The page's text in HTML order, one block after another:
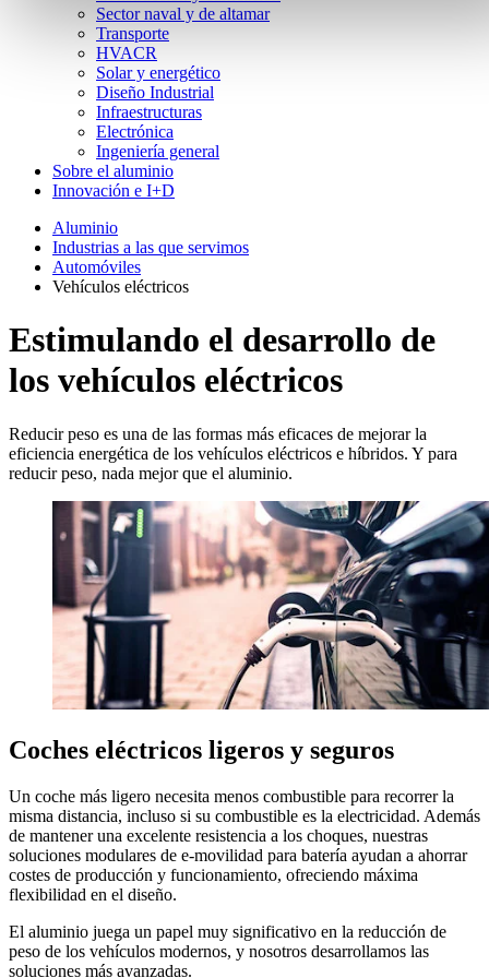
Sector naval y de altamar
Transporte
HVACR
Solar y energético
Diseño Industrial
Infraestructuras
Electrónica
Ingeniería general
Sobre el aluminio
Innovación e I+D
Aluminio
Industrias a las que servimos
Automóviles
Vehículos eléctricos
Estimulando el desarrollo de
los vehículos eléctricos
Reducir peso es una de las formas más eficaces de mejorar la
eficiencia energética de los vehículos eléctricos e híbridos. Y para
reducir peso, nada mejor que el aluminio.
Coches eléctricos ligeros y seguros
Un coche más ligero necesita menos combustible para recorrer la
misma distancia, incluso si su combustible es la electricidad. Además
de mantener una excelente resistencia a los choques, nuestras
soluciones modulares de e-movilidad para batería ayudan a ahorrar
costes de producción y funcionamiento, ofreciendo máxima
flexibilidad en el diseño.
El aluminio juega un papel muy significativo en la reducción de
peso de los vehículos modernos, y nosotros desarrollamos las
soluciones más avanzadas.